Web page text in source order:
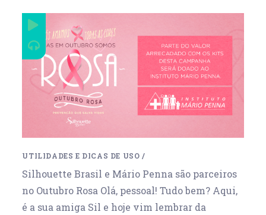
UTILIDADES E DICAS DE USO /
Silhouette Brasil e Mário Penna são parceiros
no Outubro Rosa Olá, pessoal! Tudo bem? Aqui,
é a sua amiga Sil e hoje vim lembrar da